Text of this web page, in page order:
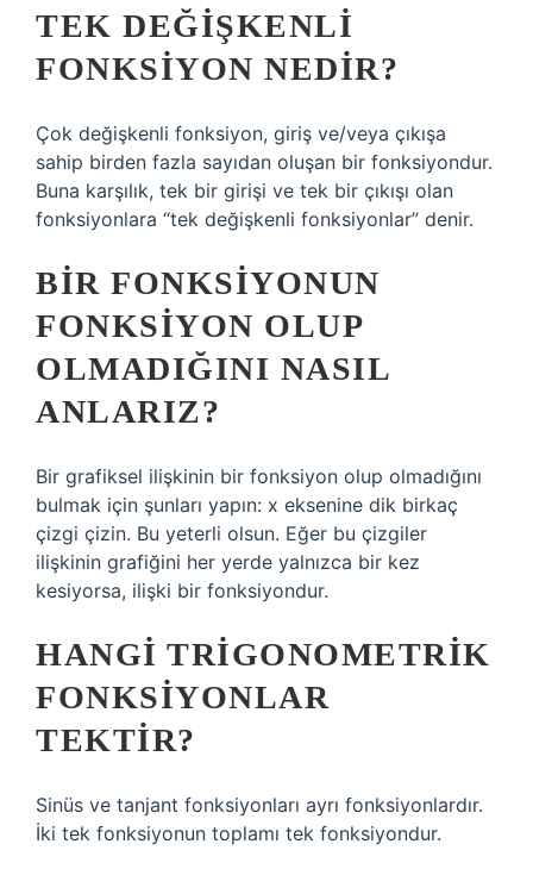
TEK DEĞIŞKENLI
FONKSIYON NEDIR?
Çok değişkenli fonksiyon, giriş ve/veya çıkışa
sahip birden fazla sayıdan oluşan bir fonksiyondur.
Buna karşılık, tek bir girişi ve tek bir çıkışı olan
fonksiyonlara “tek değişkenli fonksiyonlar” denir.
BIR FONKSIYONUN
FONKSIYON OLUP
OLMADIĞINI NASIL
ANLARIZ?
Bir grafiksel ilişkinin bir fonksiyon olup olmadığını
bulmak için şunları yapın: x eksenine dik birkaç
çizgi çizin. Bu yeterli olsun. Eğer bu çizgiler
ilişkinin grafiğini her yerde yalnızca bir kez
kesiyorsa, ilişki bir fonksiyondur.
HANGI TRIGONOMETRIK
FONKSIYONLAR
TEKTIR?
Sinüs ve tanjant fonksiyonları ayrı fonksiyonlardır.
İki tek fonksiyonun toplamı tek fonksiyondur.